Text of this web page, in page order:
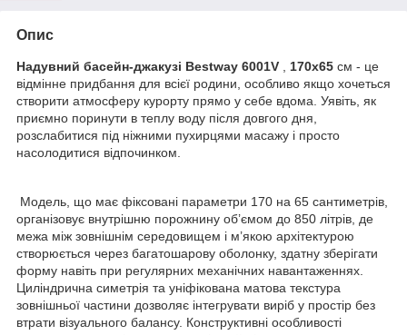
Опис
Надувний басейн-джакузі Bestway 6001V 170х65 см - це
відмінне придбання для всієї родини, особливо якщо хочеться
створити атмосферу курорту прямо у себе вдома. Уявіть, як
приємно поринути в теплу воду після довгого дня,
розслабитися під ніжними пухирцями масажу і просто
насолодитися відпочинком.
Модель, що має фіксовані параметри 170 на 65 сантиметрів,
організовує внутрішню порожнину об’ємом до 850 літрів, де
межа між зовнішнім середовищем і м’якою архітектурою
створюється через багатошарову оболонку, здатну зберігати
форму навіть при регулярних механічних навантаженнях.
Циліндрична симетрія та уніфікована матова текстура
зовнішньої частини дозволяє інтегрувати виріб у простір без
втрати візуального балансу. Конструктивні особливості